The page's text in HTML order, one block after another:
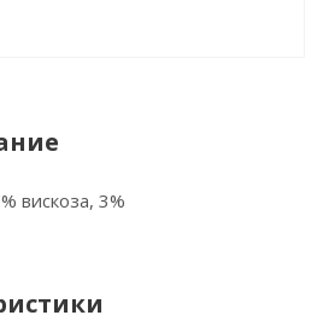
вискоза, 3%